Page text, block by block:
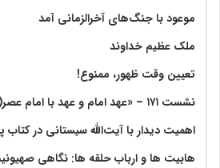
موعود با جنگ‌های آخرالزمانی آمد
ملک عظیم خداوند
تعیین وقت ظهور، ممنوع!
نشست ۱۷۱ – «عهد امام و عهد با امام عصر(عج)»
اهمیت دیدار با آیت‌الله سیستانی در کتاب
هابیت ها و ارباب حلقه ها: نگاهی